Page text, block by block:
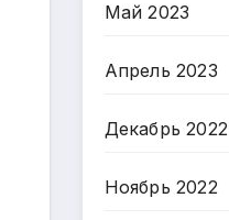
Май 2023
Апрель 2023
Декабрь 2022
Ноябрь 2022